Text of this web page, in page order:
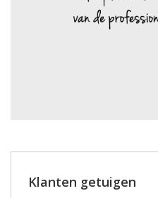
Klanten getuigen